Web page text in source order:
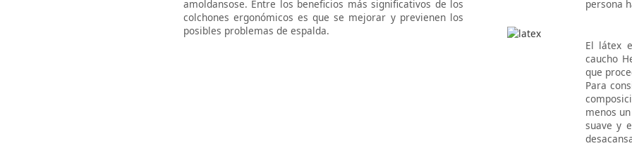
amoldansose. Entre los beneficios más significativos de los
colchones ergonómicos es que se mejorar y previenen los
posibles problemas de espalda.
persona
El látex
caucho
que
Para
menos
suave y